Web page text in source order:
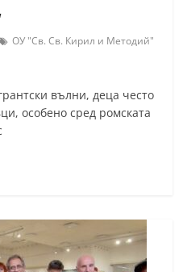
ОУ "Св. Св. Кирил и Методий"
вълни, деца често
особено сред ромската